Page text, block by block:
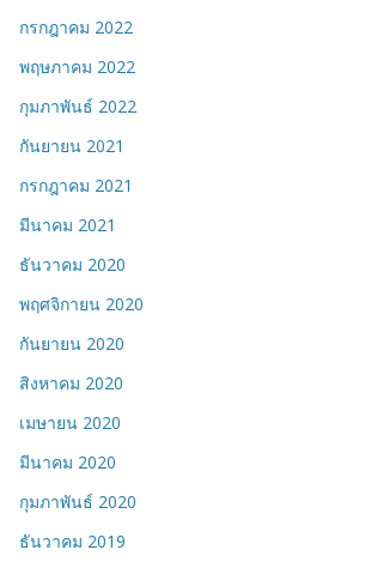
กรกฎาคม 2022
พฤษภาคม 2022
กุมภาพันธ์ 2022
กันยายน 2021
กรกฎาคม 2021
มีนาคม 2021
ธันวาคม 2020
พฤศจิกายน 2020
กันยายน 2020
สิงหาคม 2020
เมษายน 2020
มีนาคม 2020
กุมภาพันธ์ 2020
ธันวาคม 2019